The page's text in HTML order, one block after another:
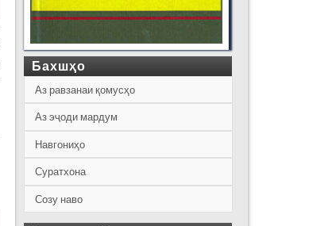
Бахшҳо
Аз равзанаи қомусҳо
Аз эҷоди мардум
Навгониҳо
Суратхона
Созу наво